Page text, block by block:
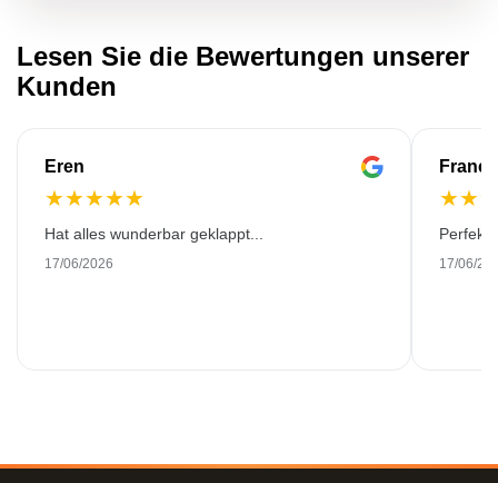
Lesen Sie die Bewertungen unserer
Kunden
Eren
★★★★★
Hat alles wunderbar geklappt...
17/06/2026
★★
Perfekt!
17/06/